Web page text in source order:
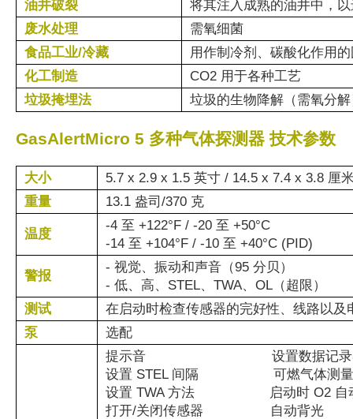
油井破裂
将其注入成熟的油井中，
废水处理
需氧细菌
食品工业/冷藏
用作制冷剂、碳酸化作用
化工制造
CO2 用于各种工艺
垃圾掩埋法
垃圾的生物降解（需氧分
GasAlertMicro 5 多种气体探测器 技术参数
大小
5.7 x 2.9 x 1.5 英寸 / 14.5 x 7.4 x 3.8 厘
重量
13.1 盎司/370 克
温度
-4 至 +122°F / -20 至 +50°C
-14 至 +104°F / -10 至 +40°C (PID)
警报
- 视觉、振动和声音（95 分贝
- 低、高、STEL、TWA、OL（超限）
测试
在启动时检查传感器的完好性、线路以
泵
选配
提示音 设置数据记录器
设置 STEL 间隔 可燃气体测量（
设置 TWA 方法 启动时 O2 自
打开/关闭传感器 自动背光